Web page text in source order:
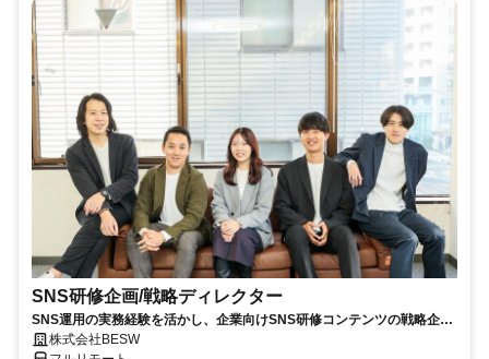
SNS研修企画/戦略ディレクター
SNS運用の実務経験を活かし、企業向けSNS研修コンテンツの戦略企
画・カリキュラム設計・監修を担う上流ポジションです。
株式会社BESW